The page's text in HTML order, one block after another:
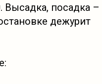
Высадка, посадка –
дежурит